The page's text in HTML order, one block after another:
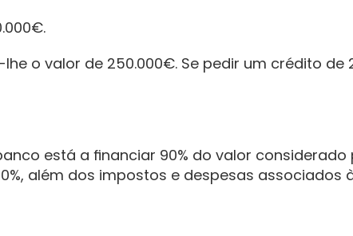
o valor de 250.000€. Se pedir um crédito de
está a financiar 90% do valor considerado
além dos impostos e despesas associados